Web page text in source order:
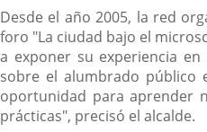
Desde el año 2005, la red
foro "La ciudad bajo el
a exponer su experiencia
sobre el alumbrado público
oportunidad para aprender
prácticas", precisó el alcalde.